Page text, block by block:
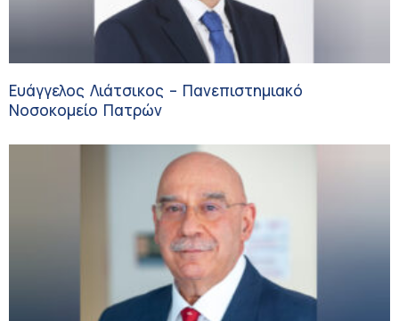
Ευάγγελος Λιάτσικος – Πανεπιστημιακό
Νοσοκομείο Πατρών